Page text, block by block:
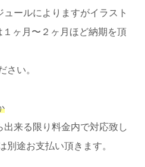
ールによりますがイラスト
ヶ月〜２ヶ月ほど納期を頂
さい。
来る限り料金内で対応致し
別途お支払い頂きます。